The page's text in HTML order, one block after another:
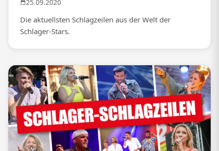
25.09.2020
Die aktuellsten Schlagzeilen aus der Welt der
Schlager-Stars.